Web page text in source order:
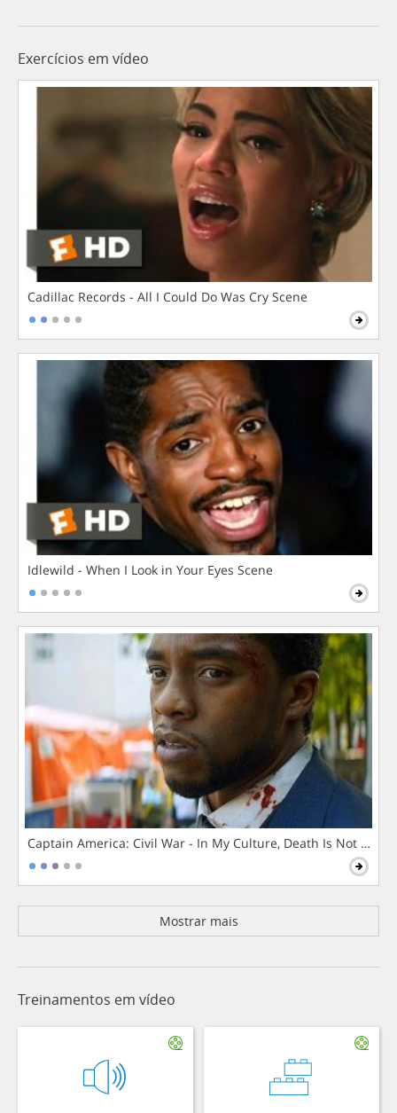
Exercícios em vídeo
Cadillac Records - All I Could Do Was Cry Scene
Idlewild - When I Look in Your Eyes Scene
Captain America: Civil War - In My Culture, Death Is Not The
Mostrar mais
Treinamentos em vídeo